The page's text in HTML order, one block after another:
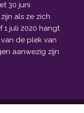
30 juni
als ze zich
1 juli 2020 hangt
de plek van
aanwezig zijn